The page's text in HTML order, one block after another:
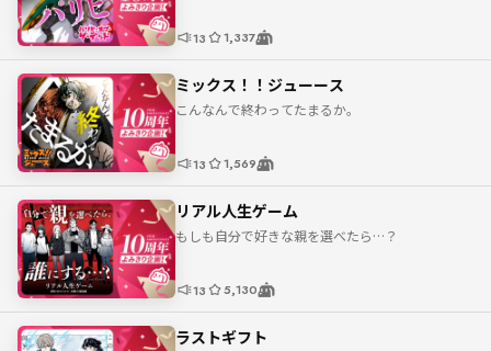
13 1,337
ミックス！！ジューース
こんなんで終わってたまるか。
13 1,569
リアル人生ゲーム
もしも自分で好きな親を選べたら…？
13 5,130
ラストギフト